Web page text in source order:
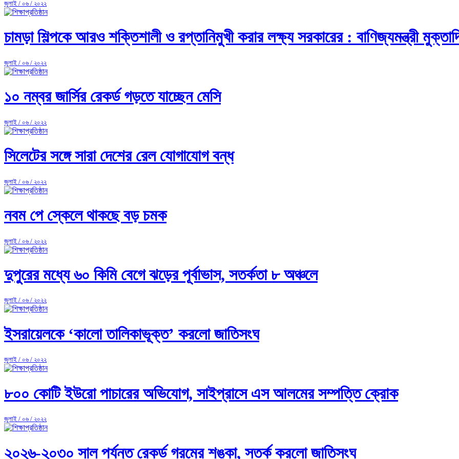
জুলাই / ০৬ / ২০২২
চামড়া শিল্পকে আরও শক্তিশালী ও রপ্তানিমুখী করার লক্ষ্য সরকারের : বাণিজ্যমন্ত্রী
জুলাই / ০৬ / ২০২২
১০ নম্বর জার্সির রেকর্ড গড়তে যাচ্ছেন মেসি
জুলাই / ০৬ / ২০২২
সিলেটের সঙ্গে সারা দেশের রেল যোগাযোগ বন্ধ
জুলাই / ০৬ / ২০২২
নবম পে স্কেলে থাকছে বড় চমক
জুলাই / ০৬ / ২০২২
দুপুরের মধ্যে ৬০ কিমি বেগে ঝড়ের পূর্বাভাস, সতর্কতা ৮ অঞ্চলে
জুলাই / ০৬ / ২০২২
ইসরায়েলকে ‘কালো তালিকাভূক্ত’ করলো জাতিসংঘ
জুলাই / ০৬ / ২০২২
৮০০ কোটি ইউরো পাচারের অভিযোগ, সাইপ্রাসে এস আলমের সম্পত্তি ক্রোক
জুলাই / ০৬ / ২০২২
২০২৬-২০৩০ সাল পর্যন্ত রেকর্ড গরমের শঙ্কা, সতর্ক করলো জাতিসংঘ